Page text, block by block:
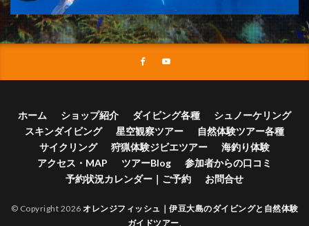
ホーム ショップ紹介 ダイビング各種
シュノーケリング
スキンダイビング
星空観察ツアー
自然体験ツアー各種
サイクリング
狩猟体験ジビエツアー
海釣り体験
アクセス・MAP
ツアーBlog
参加者からの口コミ
予約状況カレンダー｜ご予約
お問合せ
© Copyright 2026 オレンジフィッシュ｜伊豆大島のダイビングと自然体験
ガイドツアー